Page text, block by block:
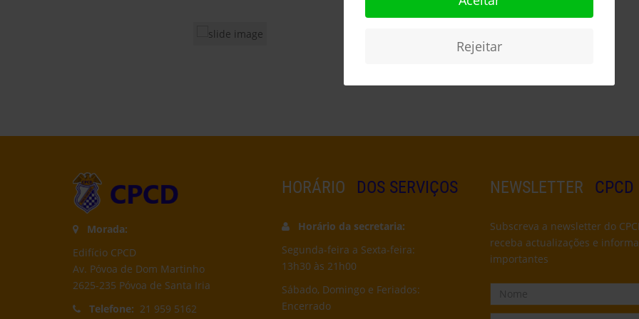
Morada:
Edifício CPCD
Av. Póvoa de Dom Martinho
2625-235 Póvoa de Santa Iria
Telefone: 21 959 5162
HORÁRIO DOS SERVIÇOS
Horário da secretaria:
Segunda-feira a Sexta-feira:
13h30 às 21h00
Sábado, Domingo e Feriados:
Encerrado
NEWSLETTER CPCD
Subscreva a newsletter do
receba actualizações e
importantes
Rejeitar